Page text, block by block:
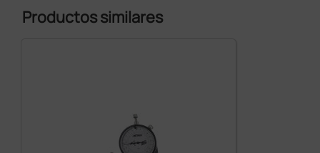
Productos similares